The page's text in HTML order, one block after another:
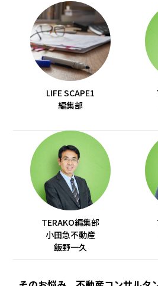
LIFE SCAPE1
編集部
TERAKO編集部
小田急不動産
飯野一久